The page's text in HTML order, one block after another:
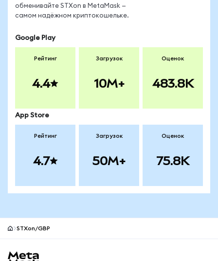
обменивайте STXon в MetaMask —
самом надёжном криптокошельке.
Google Play
Рейтинг
4.4
Загрузок
10M+
Оценок
483.8K
App Store
Рейтинг
4.7
Загрузок
50M+
Оценок
75.8K
STXon/GBP